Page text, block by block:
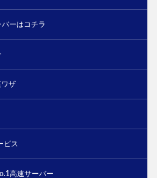
ーはコチラ
ワザ
ビス
高速サーバー